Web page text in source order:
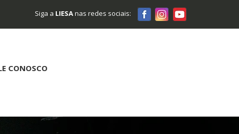
Siga a LIESAnas redes sociais:
CONOSCO